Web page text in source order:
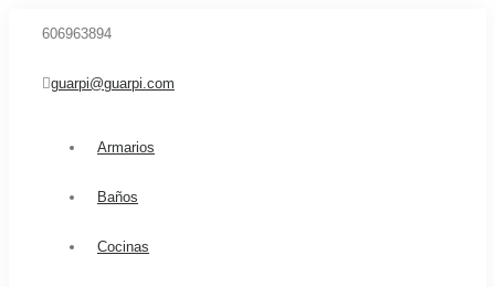
606963894
guarpi@guarpi.com
Armarios
Baños
Cocinas